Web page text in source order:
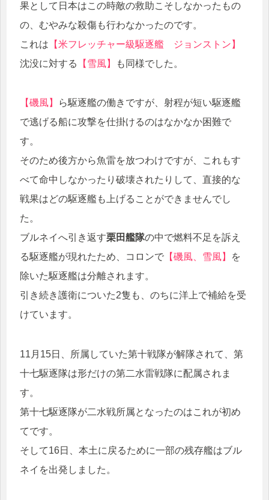
果として日本はこの時敵の救助こそしなかったもの
の、むやみな殺傷も行わなかったのです。
これは 【米フレッチャー級駆逐艦 ジョンストン】
沈没に対する
【雪風】 も同様でした。
【磯風】
ら駆逐艦の働きですが、射程が短い駆逐艦
で逃げる船に攻撃を仕掛けるのはなかなか困難で
す。
そのため後方から魚雷を放つわけですが、これもす
べて命中しなかったり破壊されたりして、直接的な
戦果はどの駆逐艦も上げることができませんでし
た。
ブルネイへ引き返す栗田艦隊の中で燃料不足を訴え
る駆逐艦が現れたため、コロンで 【磯風、雪風】
を
除いた駆逐艦は分離されます。
引き続き護衛についた2隻も、のちに洋上で補給を受
けています。
11月15日、所属していた第十戦隊が解隊されて、第
十七駆逐隊は形だけの第二水雷戦隊に配属されま
す。
第十七駆逐隊が二水戦所属となったのはこれが初め
てです。
そして16日、本土に戻るために一部の残存艦はブル
ネイを出発しました。